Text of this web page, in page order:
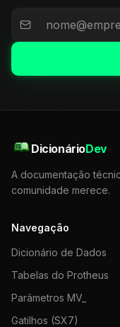
DicionárioDev
A documentação
comunidade merece.
Navegação
Dicionário de Dados
Tabelas do Protheus
Parâmetros MV_
Gatilhos (SX7)